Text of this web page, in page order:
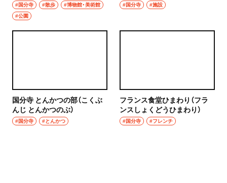
#国分寺 #散歩
#博物館・美術館
#公園
#国分寺 #施設
国分寺 とんかつの部（こくぶ
んじ とんかつのぶ）
#国分寺 #とんかつ
フランス食堂ひまわり（フラ
ンスしょくどうひまわり）
#国分寺 #フレンチ